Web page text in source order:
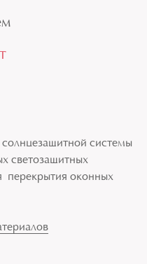
50
системы
светозащитных
перекрытия оконных